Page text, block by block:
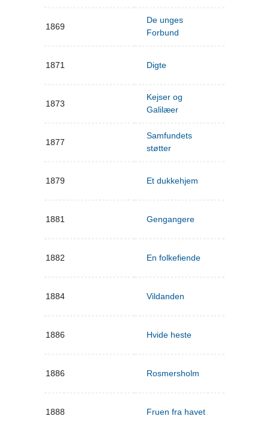
1869
De unges
Forbund
1871 Digte
1873
Kejser og
Galilæer
1877
Samfundets
støtter
1879 Et dukkehjem
1881 Gengangere
1882 En folkefiende
1884 Vildanden
1886 Hvide heste
1886 Rosmersholm
1888 Fruen fra havet